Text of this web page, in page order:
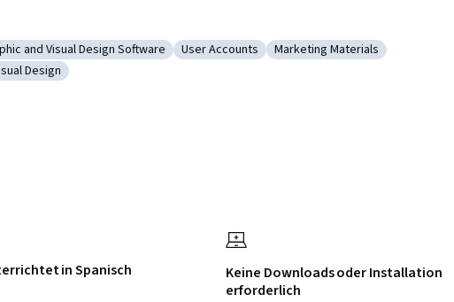
Graphic and Visual Design Software
and Visual Design Software Kategorie: User Accounts
User Accounts Kategorie: Marketing Materials
Marketing Materials
and Visual Design
Design
in Spanisch
Keine Downloads oder Installation
erforderlich